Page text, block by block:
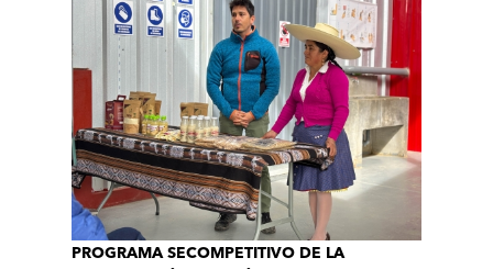
PROGRAMA SECOMPETITIVO DE LA